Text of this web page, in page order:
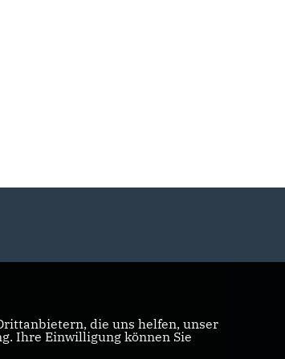
die uns helfen, unser
Ihre Einwilligung können Sie